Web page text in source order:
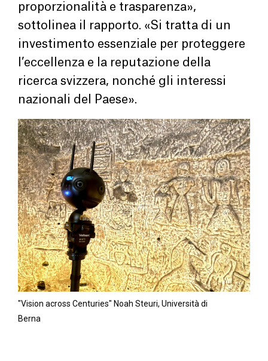
proporzionalità e trasparenza»,
sottolinea il rapporto. «Si tratta di un
investimento essenziale per proteggere
l’eccellenza e la reputazione della
ricerca svizzera, nonché gli interessi
nazionali del Paese».
"Vision across Centuries" Noah Steuri, Università di
Berna